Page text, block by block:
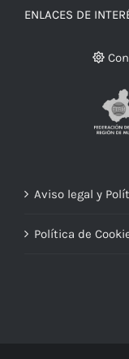
ENLACES DE
Aviso legal y
Política de